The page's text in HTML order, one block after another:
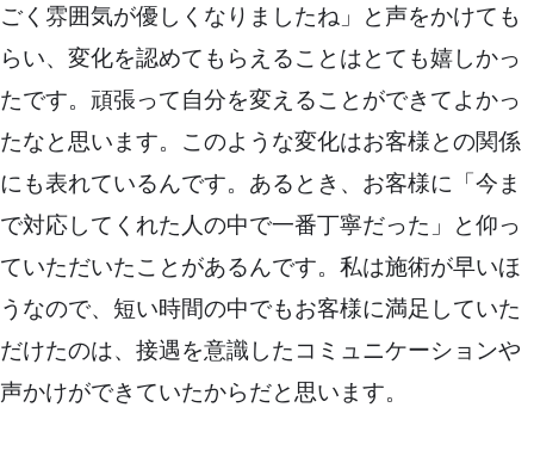
ごく雰囲気が優しくなりましたね」と声をかけても
らい、変化を認めてもらえることはとても嬉しかっ
たです。頑張って自分を変えることができてよかっ
たなと思います。このような変化はお客様との関係
にも表れているんです。あるとき、お客様に「今ま
で対応してくれた人の中で一番丁寧だった」と仰っ
ていただいたことがあるんです。私は施術が早いほ
うなので、短い時間の中でもお客様に満足していた
だけたのは、接遇を意識したコミュニケーションや
声かけができていたからだと思います。